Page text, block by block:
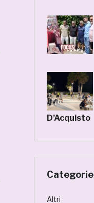
D’Acquisto
Categorie
Altri